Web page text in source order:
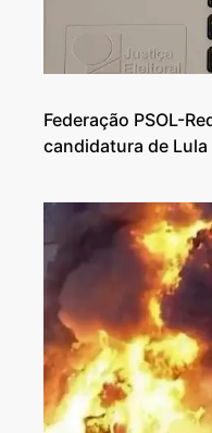
Federação PSOL-
candidatura de Lula